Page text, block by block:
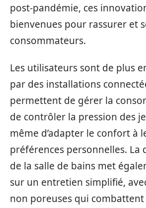
post-pandémie, ces
bienvenues pour rassurer et
consommateurs.
Les utilisateurs sont de plus
par des installations
permettent de gérer la
de contrôler la pression des
même d’adapter le confort à
préférences personnelles. La
de la salle de bains met
sur un entretien simplifié,
non poreuses qui